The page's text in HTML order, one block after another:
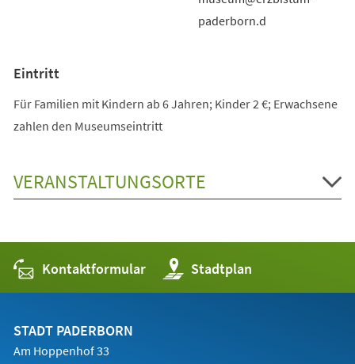
paderborn.d
Eintritt
Für Familien mit Kindern ab 6 Jahren; Kinder 2 €; Erwachsene
zahlen den Museumseintritt
VERANSTALTUNGSORTE
Kontaktformular Stadtplan
(Öffnet
in
einem
STADT PADERBORN
Am Hoppenhof 33